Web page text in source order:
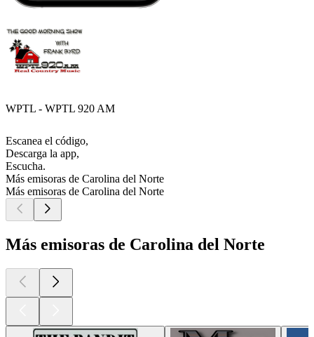
WPTL - WPTL 920 AM
Escanea el código,
Descarga la app,
Escucha.
Más emisoras de Carolina del Norte
Más emisoras de Carolina del Norte
Más emisoras de Carolina del Norte